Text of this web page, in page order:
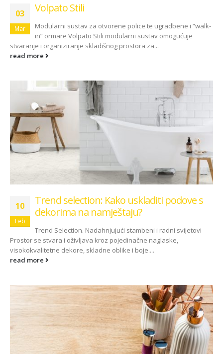
03
Mar
Volpato Stili
Modularni sustav za otvorene police te ugradbene i “walk-
in” ormare Volpato Stili modularni sustav omogućuje
stvaranje i organiziranje skladišnog prostora za...
read more
10
Feb
Trend selection: Kako uskladiti podove s
dekorima na namještaju?
Trend Selection. Nadahnjujući stambeni i radni svijetovi
Prostor se stvara i oživljava kroz pojedinačne naglaske,
visokokvalitetne dekore, skladne oblike i boje....
read more